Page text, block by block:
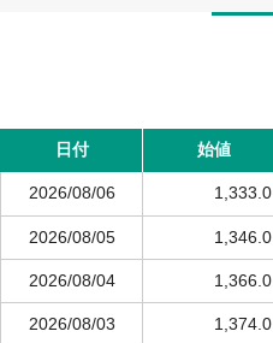
日付 始値
2026/08/06 1,333.0
2026/08/05 1,346.0
2026/08/04 1,366.0
2026/08/03 1,374.0